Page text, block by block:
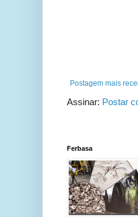
Postagem mais
Assinar: Postar
Ferbasa